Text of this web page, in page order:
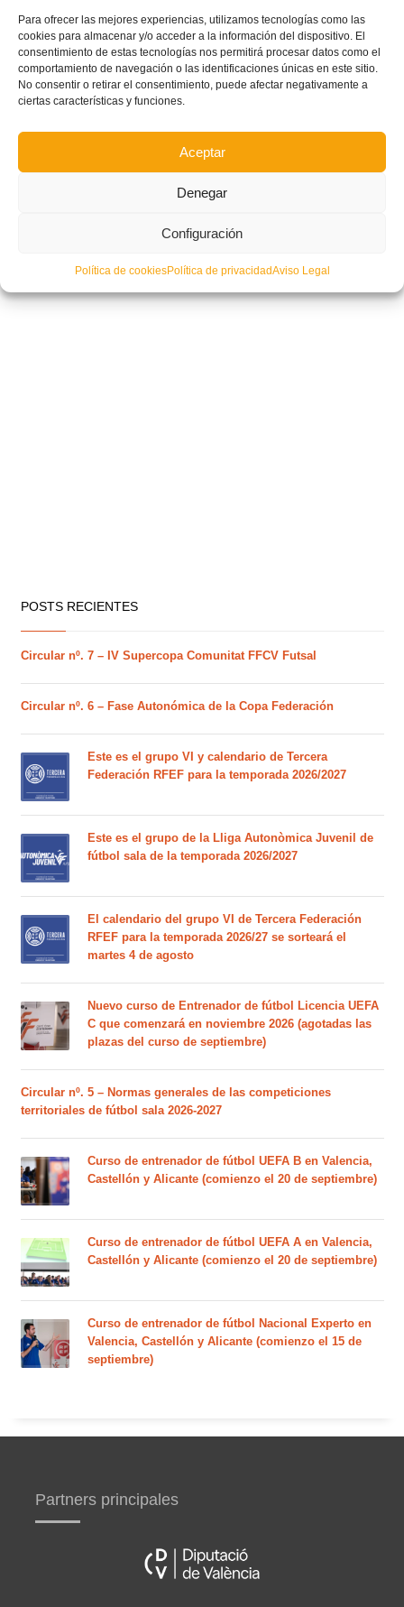
Para ofrecer las mejores experiencias, utilizamos tecnologías como las
cookies para almacenar y/o acceder a la información del dispositivo. El
consentimiento de estas tecnologías nos permitirá procesar datos como el
comportamiento de navegación o las identificaciones únicas en este sitio.
No consentir o retirar el consentimiento, puede afectar negativamente a
ciertas características y funciones.
Aceptar
Denegar
Configuración
Política de cookiesPolítica de privacidadAviso Legal
CONVOCATORIA: Nueva sesión de trabajo de la Selecció Valenciana
masculina sub12 de futsal en Alfafar
POSTS RECIENTES
Circular nº. 7 – IV Supercopa Comunitat FFCV Futsal
Circular nº. 6 – Fase Autonómica de la Copa Federación
Este es el grupo VI y calendario de Tercera
Federación RFEF para la temporada 2026/2027
Este es el grupo de la Lliga Autonòmica Juvenil de
fútbol sala de la temporada 2026/2027
El calendario del grupo VI de Tercera Federación
RFEF para la temporada 2026/27 se sorteará el
martes 4 de agosto
Nuevo curso de Entrenador de fútbol Licencia UEFA
C que comenzará en noviembre 2026 (agotadas las
plazas del curso de septiembre)
Circular nº. 5 – Normas generales de las competiciones
territoriales de fútbol sala 2026-2027
Curso de entrenador de fútbol UEFA B en Valencia,
Castellón y Alicante (comienzo el 20 de septiembre)
Curso de entrenador de fútbol UEFA A en Valencia,
Castellón y Alicante (comienzo el 20 de septiembre)
Curso de entrenador de fútbol Nacional Experto en
Valencia, Castellón y Alicante (comienzo el 15 de
septiembre)
Partners principales